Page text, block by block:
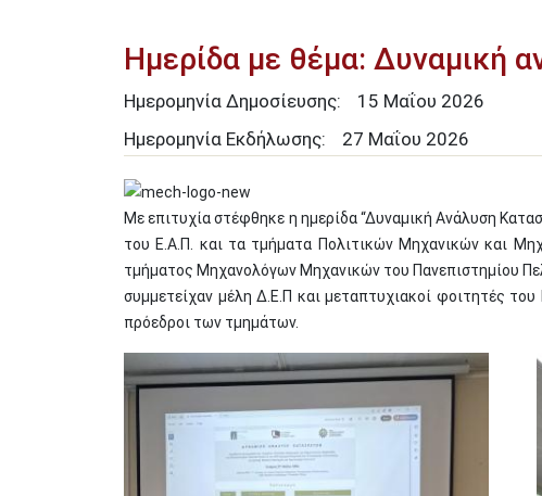
Hμερίδα με θέμα: Δυναμική
Ημερομηνία Δημοσίευσης: 15 Μαΐου 2026
Ημερομηνία Εκδήλωσης:
27 Μαΐου 2026
Με επιτυχία στέφθηκε η ημερίδα “Δυναμική Ανάλυση
του Ε.Α.Π. και τα τμήματα Πολιτικών Μηχανικών και
τμήματος Μηχανολόγων Μηχανικών του Πανεπιστημίου
συμμετείχαν μέλη Δ.Ε.Π και μεταπτυχιακοί φοιτητές
πρόεδροι των τμημάτων.
Image